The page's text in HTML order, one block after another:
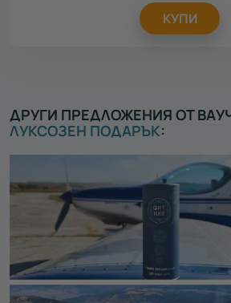
КУПИ
ДРУГИ ПРЕДЛОЖЕНИЯ ОТ
ЛУКСОЗЕН ПОДАРЪК: